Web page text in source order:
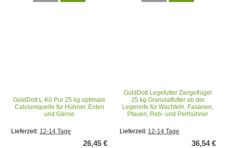
GoldDott L-Kö Pur 25 kg optimale
Calciumquelle für Hühner, Enten
und Gänse
Lieferzeit: 12-14 Tage
26,45 €
GoldDott Legefutter Ziergeflügel
25 kg Granulatfutter ab der
Legereife für Wachteln, Fasanen,
Pfauen, Reb- und Perlhühner
Lieferzeit: 12-14 Tage
36,54 €